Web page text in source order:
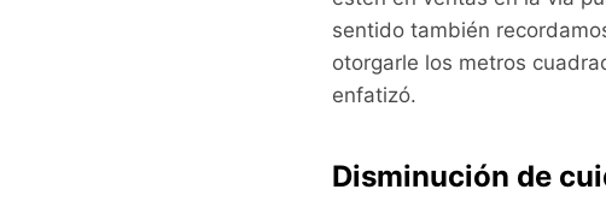
sentido también
otorgarle los metros
enfatizó.
Disminución de